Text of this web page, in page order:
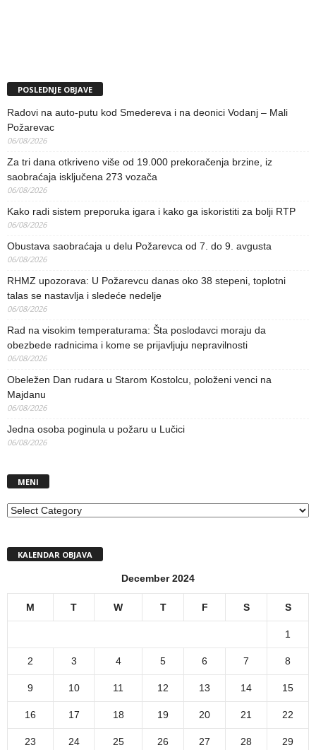
POSLEDNJE OBJAVE
Radovi na auto-putu kod Smedereva i na deonici Vodanj – Mali
Požarevac
06/08/2026
Za tri dana otkriveno više od 19.000 prekoračenja brzine, iz
saobraćaja isključena 273 vozača
06/08/2026
Kako radi sistem preporuka igara i kako ga iskoristiti za bolji RTP
06/08/2026
Obustava saobraćaja u delu Požarevca od 7. do 9. avgusta
06/08/2026
RHMZ upozorava: U Požarevcu danas oko 38 stepeni, toplotni
talas se nastavlja i sledeće nedelje
06/08/2026
Rad na visokim temperaturama: Šta poslodavci moraju da
obezbede radnicima i kome se prijavljuju nepravilnosti
06/08/2026
Obeležen Dan rudara u Starom Kostolcu, položeni venci na
Majdanu
06/08/2026
Jedna osoba poginula u požaru u Lučici
06/08/2026
MENI
MENI
KALENDAR OBJAVA
December 2024
M T W T F S S
1
2 3 4 5 6 7 8
9 10 11 12 13 14 15
16 17 18 19 20 21 22
23 24 25 26 27 28 29